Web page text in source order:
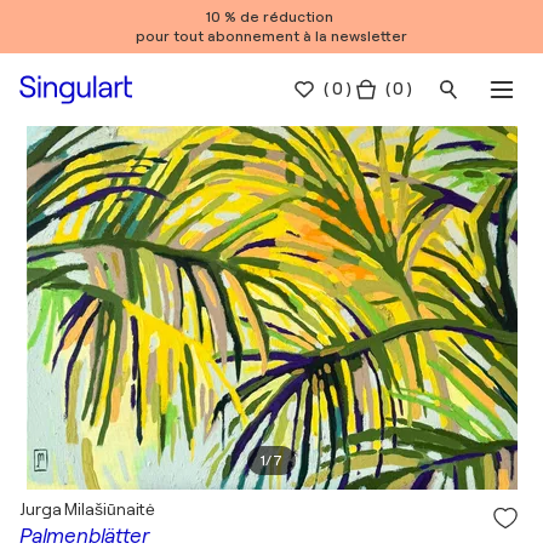
10 % de réduction
pour tout abonnement à la newsletter
(0 ) ( 0 )
1/7
Palmenblätter
Jurga Milašiūnaitė